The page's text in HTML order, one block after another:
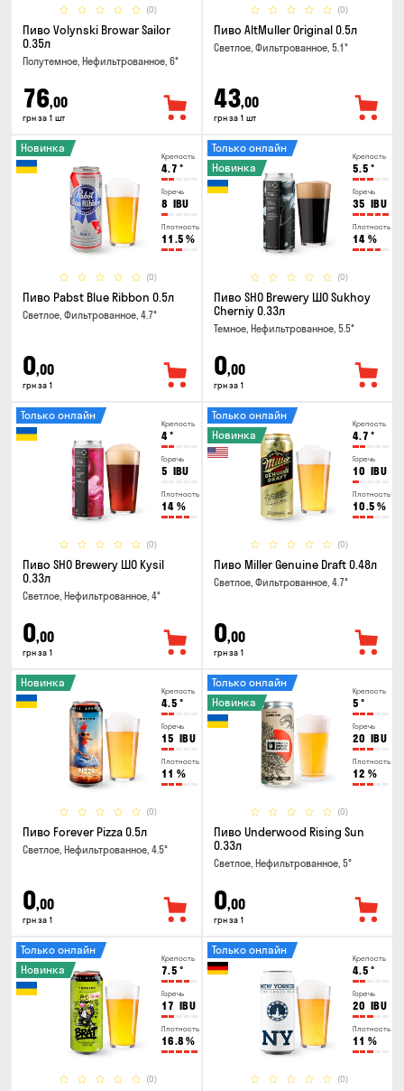
(0)
Пиво Volynski Browar Sailor
0.35л
Полутемное, Нефильтрованное, 6°
76,00
грн за 1 шт
(0)
Пиво AltMuller Original 0.5л
Светлое, Фильтрованное, 5.1°
43,00
грн за 1 шт
Крепость
4.7 °
Горечь
8 IBU
Плотность
11.5 %
(0)
Новинка
Пиво Pabst Blue Ribbon 0.5л
Светлое, Фильтрованное, 4.7°
0,00
грн за 1
Крепость
5.5 °
Горечь
35 IBU
Плотность
14 %
(0)
Только онлайн
Новинка
Пиво SHO Brewery ШО Sukhoy
Cherniy 0.33л
Темное, Нефильтрованное, 5.5°
0,00
грн за 1
Крепость
4°
Горечь
5 IBU
Плотность
14 %
(0)
Только онлайн
Пиво SHO Brewery ШО Kysil
0.33л
Светлое, Нефильтрованное, 4°
0,00
грн за 1
Крепость
4.7 °
Горечь
10 IBU
Плотность
10.5 %
(0)
Только онлайн
Новинка
Пиво Miller Genuine Draft 0.48л
Светлое, Фильтрованное, 4.7°
0,00
грн за 1
Крепость
4.5 °
Горечь
15 IBU
Плотность
11 %
(0)
Новинка
Пиво Forever Pizza 0.5л
Светлое, Нефильтрованное, 4.5°
0,00
грн за 1
Крепость
5 °
Горечь
20 IBU
Плотность
12 %
(0)
Только онлайн
Новинка
Пиво Underwood Rising Sun
0.33л
Светлое, Нефильтрованное, 5°
0,00
грн за 1
Крепость
7.5 °
Горечь
17 IBU
Плотность
16.8 %
(0)
Только онлайн
Новинка
Крепость
4.5 °
Горечь
20 IBU
Плотность
11 %
(0)
Только онлайн